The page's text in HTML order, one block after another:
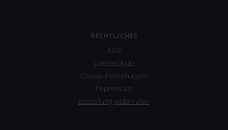
RECHTLICHES
AGB
Datenschutz
Cookie-Einstellungen
Impressum
Bestellung widerrufen